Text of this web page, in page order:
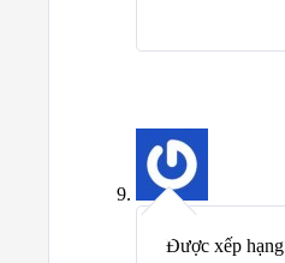
Được xếp hạng